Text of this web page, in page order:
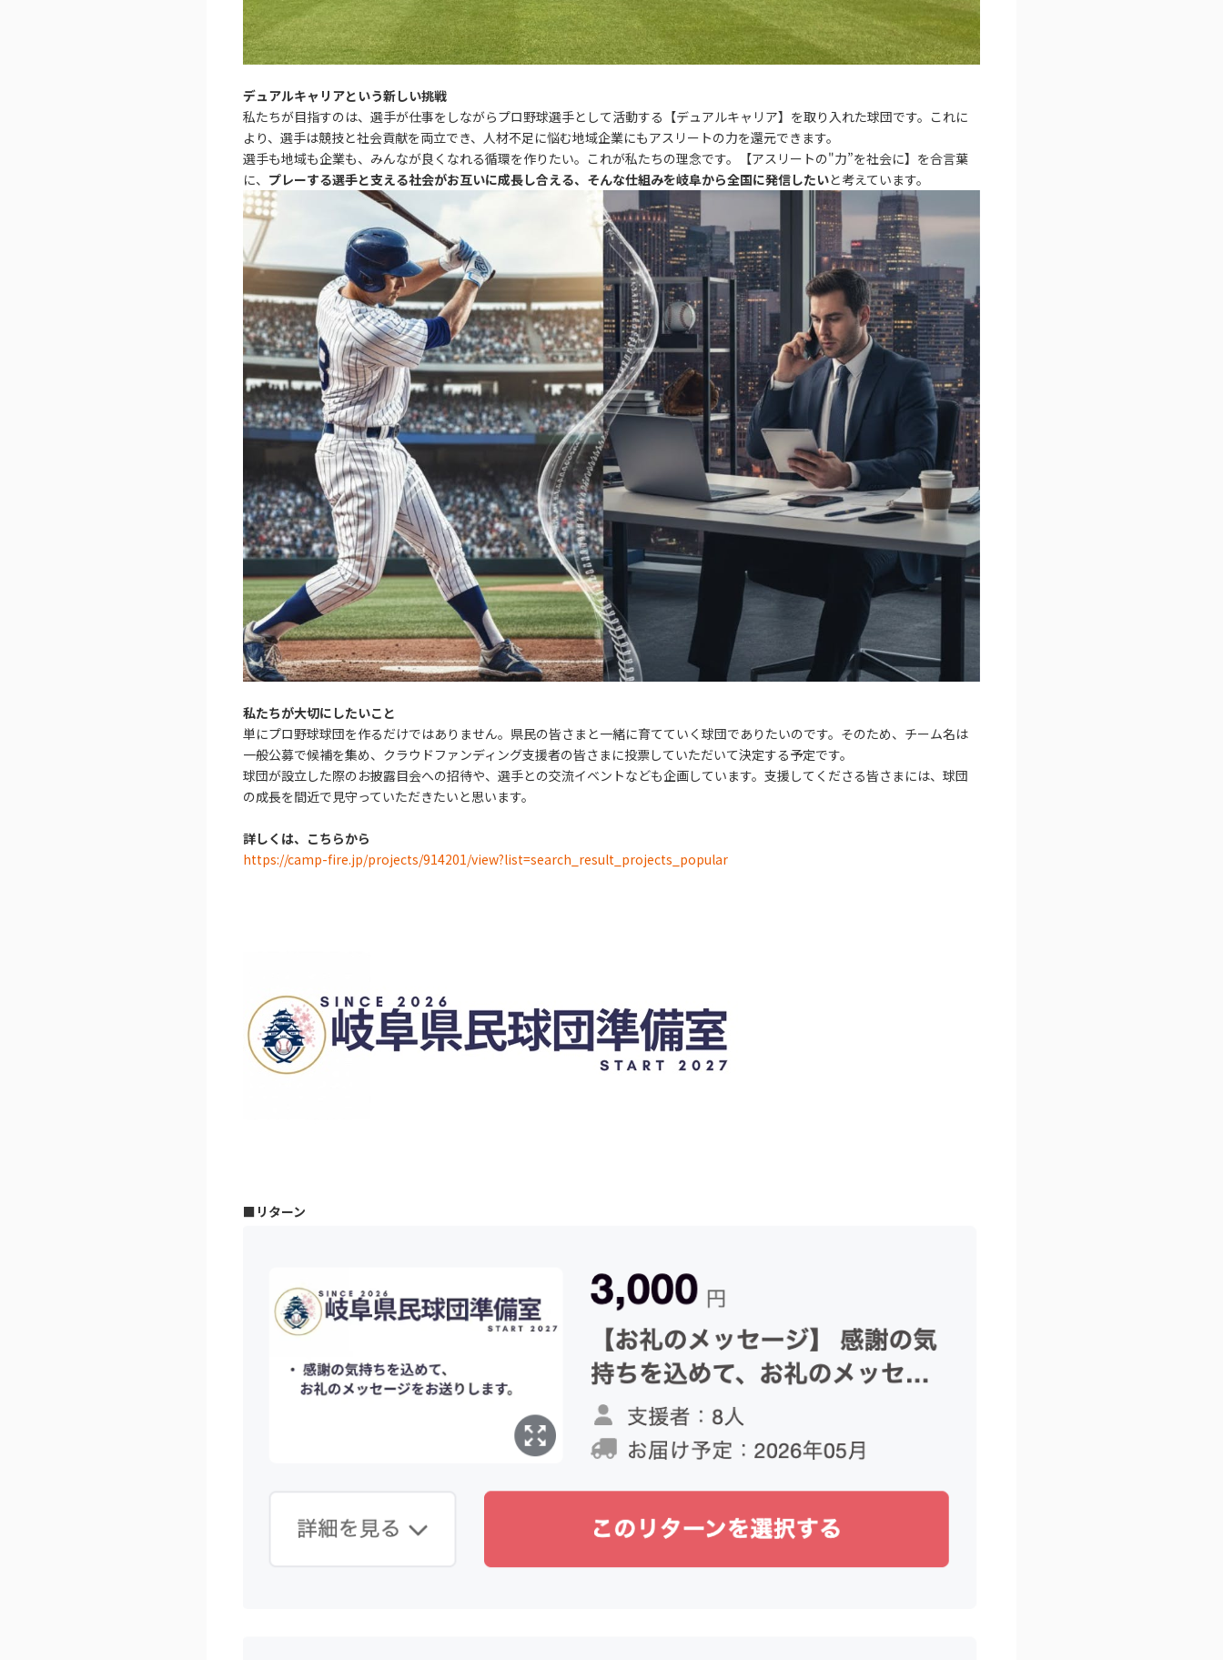
デュアルキャリアという新しい挑戦
私たちが目指すのは、選手が仕事をしながらプロ野球選手として活動する【デュアルキャリア】を取り入れた球団です。これに
より、選手は競技と社会貢献を両立でき、人材不足に悩む地域企業にもアスリートの力を還元できます。
選手も地域も企業も、みんなが良くなれる循環を作りたい。これが私たちの理念です。【アスリートの"力”を社会に】を合言葉
に、 プレーする選手と支える社会がお互いに成長し合える、そんな仕組みを岐阜から全国に発信したいと考えています。
私たちが大切にしたいこと
単にプロ野球球団を作るだけではありません。県民の皆さまと一緒に育てていく球団でありたいのです。そのため、チーム名は
一般公募で候補を集め、クラウドファンディング支援者の皆さまに投票していただいて決定する予定です。
球団が設立した際のお披露目会への招待や、選手との交流イベントなども企画しています。支援してくださる皆さまには、球団
の成長を間近で見守っていただきたいと思います。
詳しくは、こちらから
https://camp-fire.jp/projects/914201/view?list=search_result_projects_popular
■リターン